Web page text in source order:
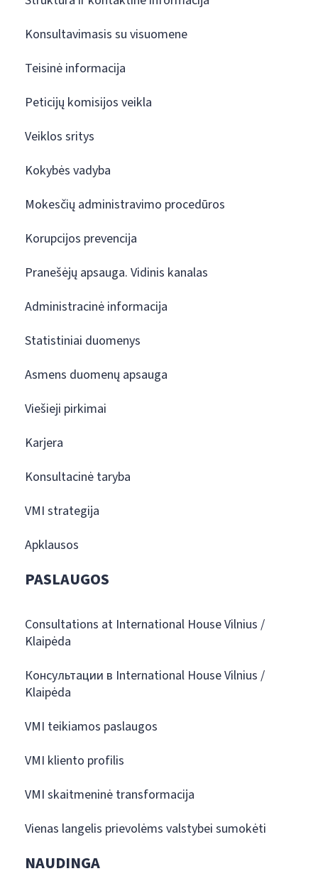
Konsultavimasis su visuomene
Teisinė informacija
Peticijų komisijos veikla
Veiklos sritys
Kokybės vadyba
Mokesčių administravimo procedūros
Korupcijos prevencija
Pranešėjų apsauga. Vidinis kanalas
Administracinė informacija
Statistiniai duomenys
Asmens duomenų apsauga
Viešieji pirkimai
Karjera
Konsultacinė taryba
VMI strategija
Apklausos
PASLAUGOS
Consultations at International House Vilnius /
Klaipėda
Консультации в International House Vilnius /
Klaipėda
VMI teikiamos paslaugos
VMI kliento profilis
VMI skaitmeninė transformacija
Vienas langelis prievolėms valstybei sumokėti
NAUDINGA